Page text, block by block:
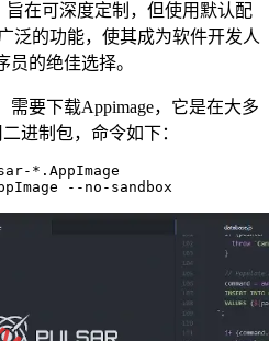
旨在可深度定制，但使用默认配
泛的功能，使其成为软件开发人
员的绝佳选择。
需要下载Appimage，它是在大多
进制包，命令如下：
*.AppImage
--no-sandbox